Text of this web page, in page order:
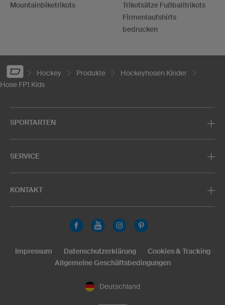
Mountainbiketrikots
Trikotsätze Fußballtrikots
Firmenlaufshirts
bedrucken
Hockey Produkte
Hockeyhosen Kinder
Hose FP1 Kids
SPORTARTEN
SERVICE
KONTAKT
Deutschland
Impressum Datenschutzerklärung
Cookies & Tracking
Allgemeine Geschäftsbedingungen